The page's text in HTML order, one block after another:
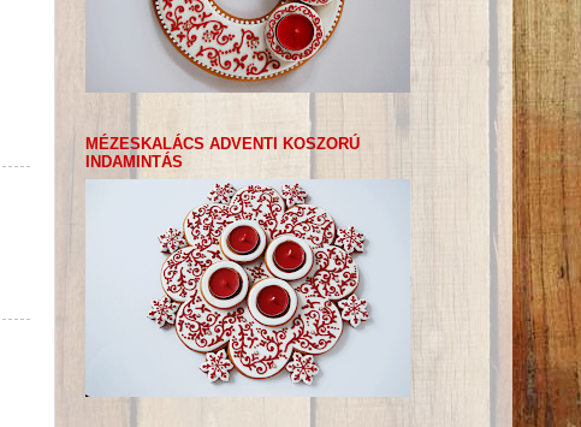
MÉZESKALÁCS ADVENTI KOSZORÚ
INDAMINTÁS